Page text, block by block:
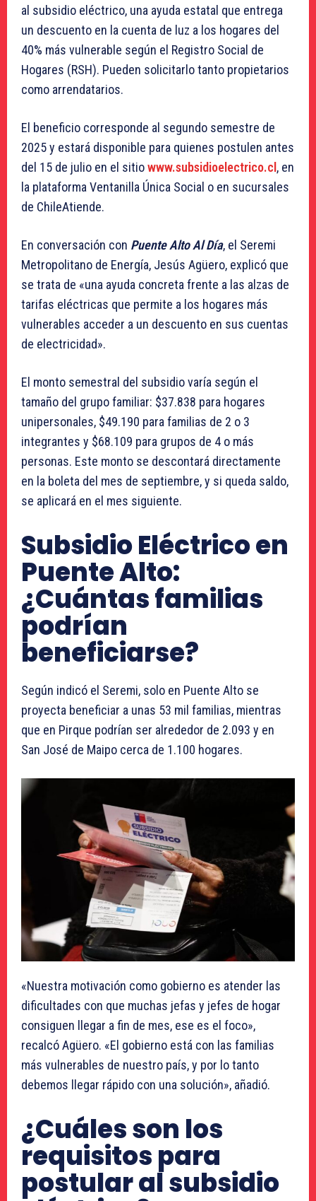
al subsidio eléctrico, una ayuda estatal que entrega
un descuento en la cuenta de luz a los hogares del
40% más vulnerable según el Registro Social de
Hogares (RSH). Pueden solicitarlo tanto propietarios
como arrendatarios.
El beneficio corresponde al segundo semestre de
2025 y estará disponible para quienes postulen antes
del 15 de julio en el sitiowww.subsidioelectrico.cl , en
la plataforma Ventanilla Única Social o en sucursales
de ChileAtiende.
En conversación con Puente Alto Al Día, el Seremi
Metropolitano de Energía, Jesús Agüero, explicó que
se trata de «una ayuda concreta frente a las alzas de
tarifas eléctricas que permite a los hogares más
vulnerables acceder a un descuento en sus cuentas
de electricidad».
El monto semestral del subsidio varía según el
tamaño del grupo familiar: $37.838 para hogares
unipersonales, $49.190 para familias de 2 o 3
integrantes y $68.109 para grupos de 4 o más
personas. Este monto se descontará directamente
en la boleta del mes de septiembre, y si queda saldo,
se aplicará en el mes siguiente.
Subsidio Eléctrico en
Puente Alto:
¿Cuántas familias
podrían
beneficiarse?
Según indicó el Seremi, solo en Puente Alto se
proyecta beneficiar a unas 53 mil familias, mientras
que en Pirque podrían ser alrededor de 2.093 y en
San José de Maipo cerca de 1.100 hogares.
«Nuestra motivación como gobierno es atender las
dificultades con que muchas jefas y jefes de hogar
consiguen llegar a fin de mes, ese es el foco»,
recalcó Agüero. «El gobierno está con las familias
más vulnerables de nuestro país, y por lo tanto
debemos llegar rápido con una solución», añadió.
¿Cuáles son los
requisitos para
postular al subsidio